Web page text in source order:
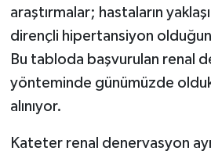
araştırmalar; hastaların
dirençli hipertansiyon
Bu tabloda başvurulan renal
yönteminde günümüzde
alınıyor.
Kateter renal denervasyon